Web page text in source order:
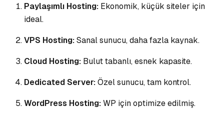
Paylaşımlı Hosting: Ekonomik, küçük siteler için
ideal.
VPS Hosting:Sanal sunucu, daha fazla kaynak.
Cloud Hosting: Bulut tabanlı, esnek kapasite.
Dedicated Server:Özel sunucu, tam kontrol.
WordPress Hosting:WP için optimize edilmiş.